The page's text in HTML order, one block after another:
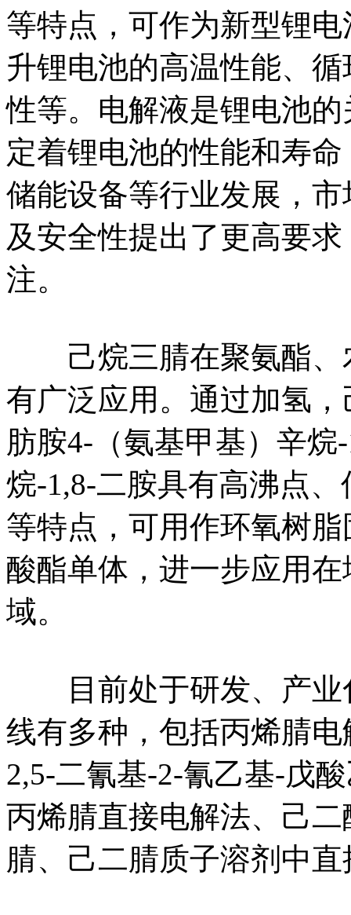
等特点，可作为新型锂
升锂电池的高温性能、
性等。电解液是锂电池
定着锂电池的性能和寿
储能设备等行业发展，
及安全性提出了更高要
注。
己烷三腈在聚氨酯、
有广泛应用。通过加氢
肪胺4-（氨基甲基）辛
烷-1,8-二胺具有高沸点
等特点，可用作环氧树
酸酯单体，进一步应用
域。
目前处于研发、产业
线有多种，包括丙烯腈
2,5-二氰基-2-氰乙基-戊
丙烯腈直接电解法、己
腈、己二腈质子溶剂中